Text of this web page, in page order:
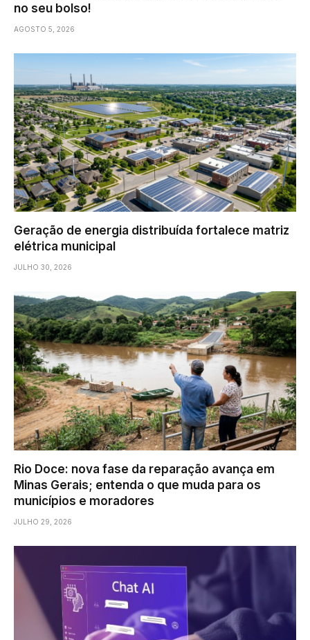
no seu bolso!
AGOSTO 5, 2026
Geração de energia distribuída fortalece matriz
elétrica municipal
JULHO 30, 2026
Rio Doce: nova fase da reparação avança em
Minas Gerais; entenda o que muda para os
municípios e moradores
JULHO 29, 2026